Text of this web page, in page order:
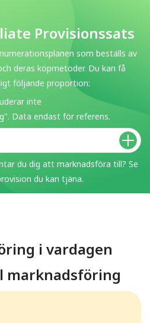
Provisionssats
som beställs av
deras köpmetoder. Du kan få
följande proportion:
inte
Data endast för referens.
du dig att marknadsföra till? Se
du kan tjäna.
i vardagen
marknadsföring